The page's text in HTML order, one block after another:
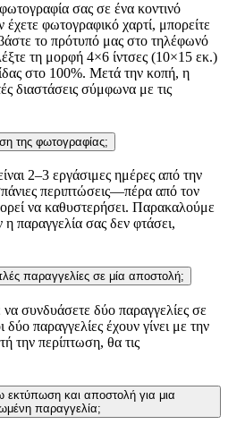
σας σε ένα κοντινό
φωτογραφικό χαρτί, μπορείτε
το πρότυπό μας στο τηλέφωνό
τη μορφή 4×6 ίντσες (10×15 εκ.)
στο 100%. Μετά την κοπή, η
διαστάσεις σύμφωνα με τις
της φωτογραφίας;
2–3 εργάσιμες ημέρες από την
περιπτώσεις—πέρα από τον
να καθυστερήσει. Παρακαλούμε
η παραγγελία σας δεν φτάσει,
παραγγελίες σε μία αποστολή;
συνδυάσετε δύο παραγγελίες σε
παραγγελίες έχουν γίνει με την
την περίπτωση, θα τις
και αποστολή για μια
παραγγελία;